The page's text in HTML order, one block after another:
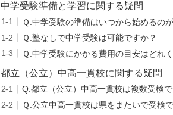
中学受験準備と学習に関する疑問
Ｑ.中学受験の準備はいつから始めるの
Ｑ.塾なしで中学受験は可能ですか？
Ｑ.中学受験にかかる費用の目安はどれ
都立（公立）中高一貫校に関する疑問
Q.都立（公立）中高一貫校は複数受検
Ｑ.公立中高一貫校は県をまたいで受検